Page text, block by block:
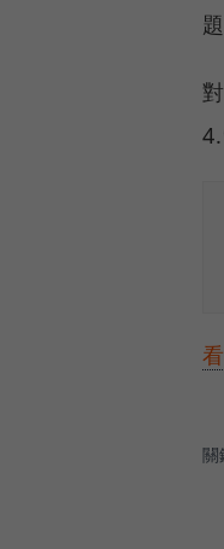
關